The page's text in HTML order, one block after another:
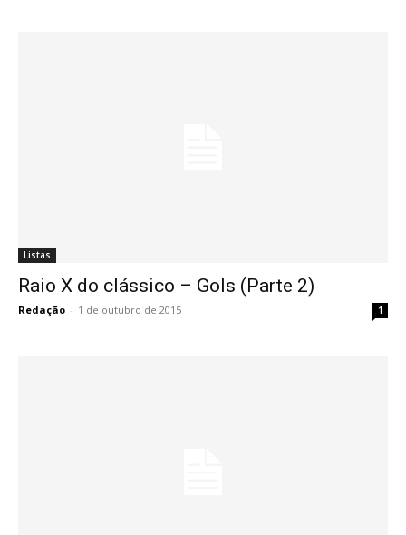
Listas
Raio X do clássico – Gols (Parte 2)
Redação - 1 de outubro de 2015 1